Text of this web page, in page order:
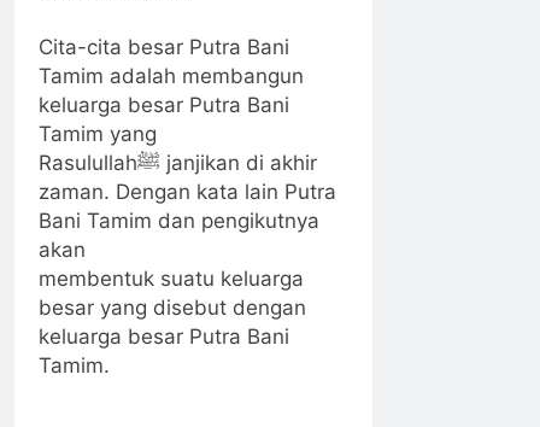
Cita-cita besar Putra Bani
Tamim adalah membangun
keluarga besar Putra Bani
Tamim yang
Rasulullahﷺ janjikan di akhir
zaman. Dengan kata lain Putra
Bani Tamim dan pengikutnya
akan
membentuk suatu keluarga
besar yang disebut dengan
keluarga besar Putra Bani
Tamim.